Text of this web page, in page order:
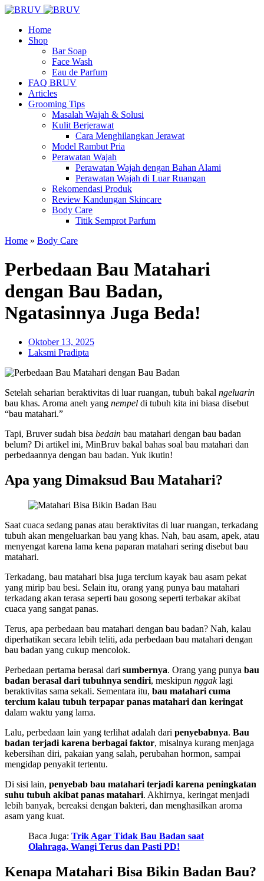
Home
Shop
Bar Soap
Face Wash
Eau de Parfum
FAQ BRUV
Articles
Grooming Tips
Masalah Wajah & Solusi
Kulit Berjerawat
Cara Menghilangkan Jerawat
Model Rambut Pria
Perawatan Wajah
Perawatan Wajah dengan Bahan Alami
Perawatan Wajah di Luar Ruangan
Rekomendasi Produk
Review Kandungan Skincare
Body Care
Titik Semprot Parfum
Home » Body Care
Perbedaan Bau Matahari
dengan Bau Badan,
Ngatasinnya Juga Beda!
Oktober 13, 2025
Laksmi Pradipta
Setelah seharian beraktivitas di luar ruangan, tubuh bakal ngeluarin
bau khas. Aroma aneh yang nempel di tubuh kita ini biasa disebut
“bau matahari.”
Tapi, Bruver sudah bisa bedain bau matahari dengan bau badan
belum? Di artikel ini, MinBruv bakal bahas soal bau matahari dan
perbedaannya dengan bau badan. Yuk ikutin!
Apa yang Dimaksud Bau Matahari?
Saat cuaca sedang panas atau beraktivitas di luar ruangan, terkadang
tubuh akan mengeluarkan bau yang khas. Nah, bau asam, apek, atau
menyengat karena lama kena paparan matahari sering disebut bau
matahari.
Terkadang, bau matahari bisa juga tercium kayak bau asam pekat
yang mirip bau besi. Selain itu, orang yang punya bau matahari
terkadang akan terasa seperti bau gosong seperti terbakar akibat
cuaca yang sangat panas.
Terus, apa perbedaan bau matahari dengan bau badan? Nah, kalau
diperhatikan secara lebih teliti, ada perbedaan bau matahari dengan
bau badan yang cukup mencolok.
Perbedaan pertama berasal dari sumbernya. Orang yang punya bau
badan berasal dari tubuhnya sendiri, meskipun nggaklagi
beraktivitas sama sekali. Sementara itu, bau matahari cuma
tercium kalau tubuh terpapar panas matahari dan keringat
dalam waktu yang lama.
Lalu, perbedaan lain yang terlihat adalah dari penyebabnya. Bau
badan terjadi karena berbagai faktor, misalnya kurang menjaga
kebersihan diri, pakaian yang salah, perubahan hormon, sampai
mengidap penyakit tertentu.
Di sisi lain, penyebab bau matahari terjadi karena peningkatan
suhu tubuh akibat panas matahari. Akhirnya, keringat menjadi
lebih banyak, bereaksi dengan bakteri, dan menghasilkan aroma
asam yang kuat.
Baca Juga: Trik Agar Tidak Bau Badan saat
Olahraga, Wangi Terus dan Pasti PD!
Kenapa Matahari Bisa Bikin Badan Bau?